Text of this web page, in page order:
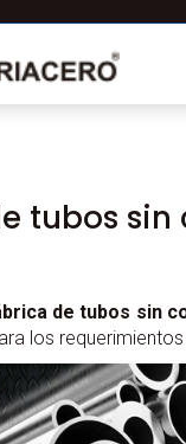
tubos sin
de tubos sin
los